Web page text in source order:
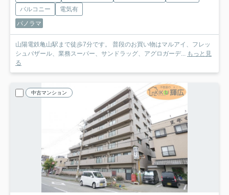
バルコニー
電気有
パノラマ
山陽電鉄亀山駅まで徒歩7分です。 普段のお買い物はマルアイ、フレッ
シュバザール、業務スーパー、サンドラッグ、アグロガーデ...
もっと見
る
中古マンション